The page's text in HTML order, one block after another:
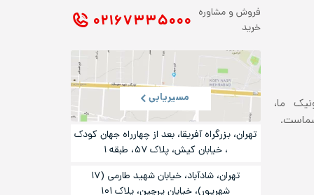
ما،
فروش و مشاوره
خرید
۰۲۱ ۶۷۳۳۵۰۰۰
مسیریابی
تهران، بزرگراه آفریقا، بعد از چهارراه جهان کودک
، خیابان کیش، پلاک ۵۷، طبقه ۱
تهران، شادآباد، خیابان شهید طارمی (۱۷